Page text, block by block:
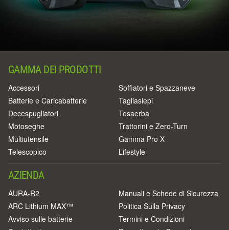
GAMMA DEI PRODOTTI
Accessori
Batterie e Caricabatterie
Decespugliatori
Motoseghe
Multiutensile
Telescopico
Soffiatori e Spazzaneve
Tagliasiepi
Tosaerba
Trattorini e Zero-Turn
Gamma Pro X
Lifestyle
AZIENDA
AURA-R2
ARC Lithium MAX™
Avviso sulle batterie
Manuali e Schede di Sicurezza
Politica Sulla Privacy
Termini e Condizioni